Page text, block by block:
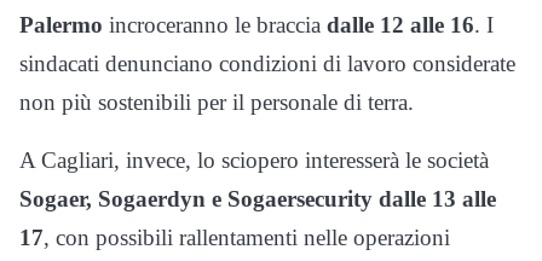
Palermo incroceranno le braccia dalle 12 alle 16. I
sindacati denunciano condizioni di lavoro considerate
non più sostenibili per il personale di terra.
A Cagliari, invece, lo sciopero interesserà le società
Sogaer, Sogaerdyn e Sogaersecurity dalle 13 alle
17, con possibili rallentamenti nelle operazioni